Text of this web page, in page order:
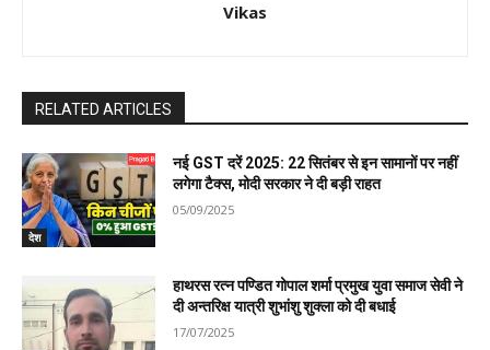
Vikas
RELATED ARTICLES
देश
नई GST दरें 2025: 22 सितंबर से इन सामानों पर नहीं
लगेगा टैक्स, मोदी सरकार ने दी बड़ी राहत
05/09/2025
हाथरस रत्न पण्डित गोपाल शर्मा प्रमुख युवा समाज सेवी ने
दी अन्तरिक्ष यात्री शुभांशु शुक्ला को दी बधाई
17/07/2025